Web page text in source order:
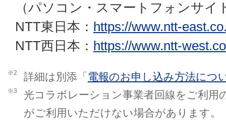
（パソコン・スマートフォンサイ
NTT東日本： https://www.ntt-
NTT西日本： https://www.ntt-
※2 詳細は別添「 電報のお申し込み方法につ
※3
光コラボレーション事業者回線をご利用
がご利用いただけない場合があります。